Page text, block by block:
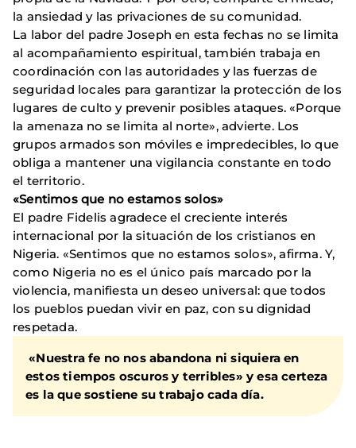
la ansiedad y las privaciones de su comunidad.
La labor del padre Joseph en esta fechas no se limita
al acompañamiento espiritual, también trabaja en
coordinación con las autoridades y las fuerzas de
seguridad locales para garantizar la protección de los
lugares de culto y prevenir posibles ataques. «Porque
la amenaza no se limita al norte», advierte. Los
grupos armados son móviles e impredecibles, lo que
obliga a mantener una vigilancia constante en todo
el territorio.
«Sentimos que no estamos solos»
El padre Fidelis agradece el creciente interés
internacional por la situación de los cristianos en
Nigeria. «Sentimos que no estamos solos», afirma. Y,
como Nigeria no es el único país marcado por la
violencia, manifiesta un deseo universal: que todos
los pueblos puedan vivir en paz, con su dignidad
respetada.
«Nuestra fe no nos abandona ni siquiera en
estos tiempos oscuros y terribles» y esa certeza
es la que sostiene su trabajo cada día.